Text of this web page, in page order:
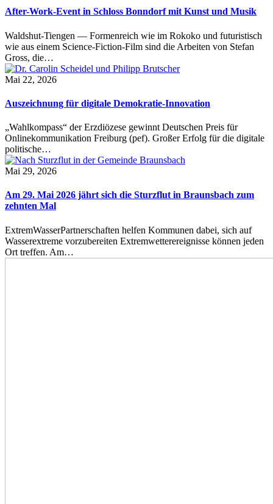
After-Work-Event in Schloss Bonndorf mit Kunst und Musik
Waldshut-Tiengen — Formenreich wie im Rokoko und futuristisch
wie aus einem Science-Fiction-Film sind die Arbeiten von Stefan
Gross, die…
Mai 22, 2026
Auszeichnung für digitale Demokratie-Innovation
„Wahlkompass“ der Erzdiözese gewinnt Deutschen Preis für
Onlinekommunikation Freiburg (pef). Großer Erfolg für die digitale
politische…
Mai 29, 2026
Am 29. Mai 2026 jährt sich die Sturzflut in Braunsbach zum
zehnten Mal
ExtremWasserPartnerschaften helfen Kommunen dabei, sich auf
Wasserextreme vorzubereiten Extremwetterereignisse können jeden
Ort treffen. Am…